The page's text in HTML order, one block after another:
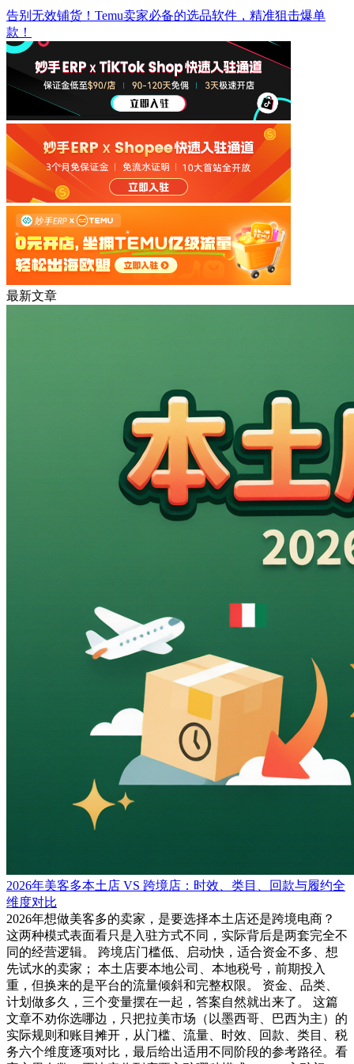
告别无效铺货！Temu卖家必备的选品软件，精准狙击爆单
款！
最新文章
2026年美客多本土店 VS 跨境店：时效、类目、回款与履约全
维度对比
2026年想做美客多的卖家，是要选择本土店还是跨境电商？
这两种模式表面看只是入驻方式不同，实际背后是两套完全不
同的经营逻辑。 跨境店门槛低、启动快，适合资金不多、想
先试水的卖家； 本土店要本地公司、本地税号，前期投入
重，但换来的是平台的流量倾斜和完整权限。 资金、品类、
计划做多久，三个变量摆在一起，答案自然就出来了。 这篇
文章不劝你选哪边，只把拉美市场（以墨西哥、巴西为主）的
实际规则和账目摊开，从门槛、流量、时效、回款、类目、税
务六个维度逐项对比，最后给出适用不同阶段的参考路径。看